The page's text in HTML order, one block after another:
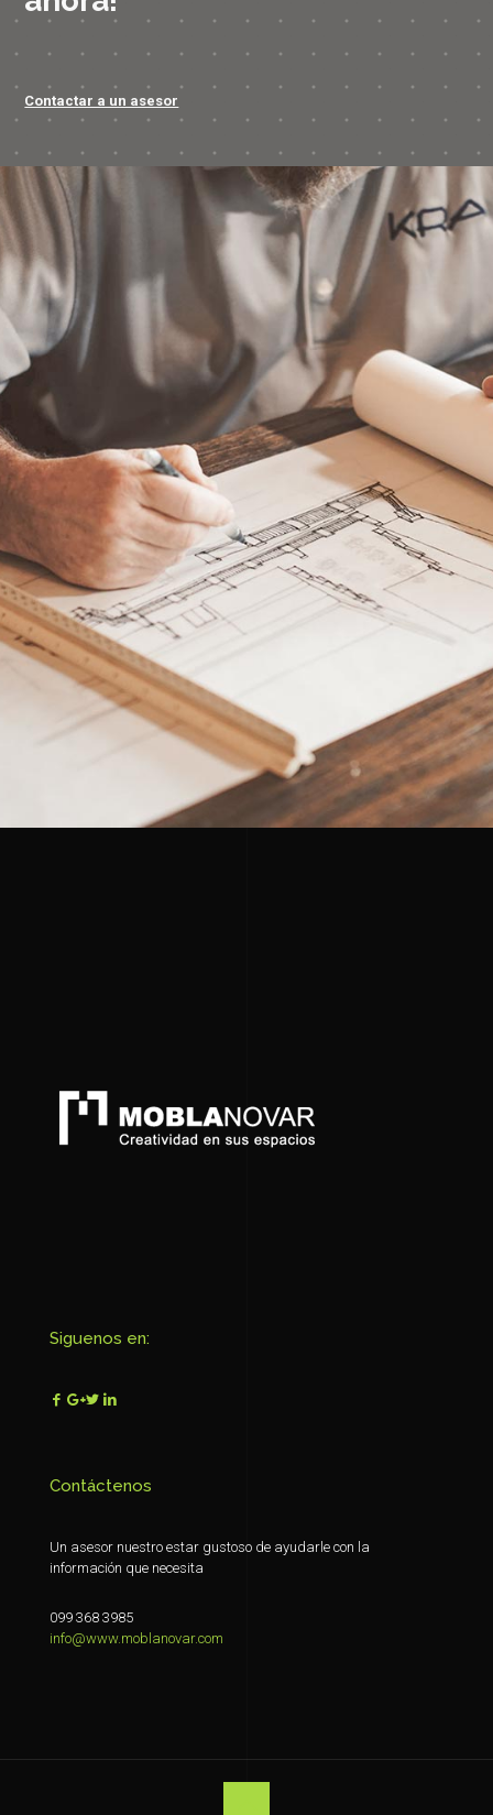
Contactar a un asesor
Siguenos en:
Contáctenos
Un asesor nuestro estar gustoso de ayudarle con la
información que necesita
099 368 3985
info@www.moblanovar.com